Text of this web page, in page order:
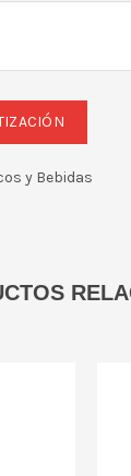
y Bebidas